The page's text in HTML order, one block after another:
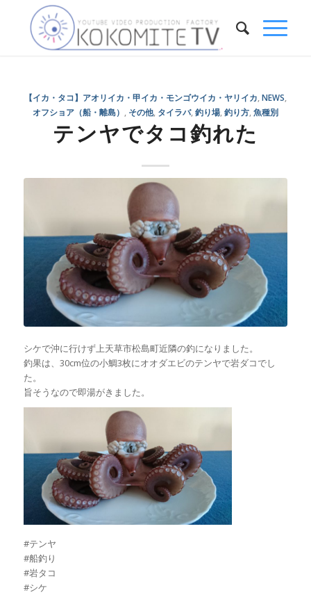
【イカ・タコ】アオリイカ・甲イカ・モンゴウイカ・ヤリイカ NEWS
オフショア（船・離島）
その他, タイラバ, 釣り場, 釣り方, 魚種別
テンヤでタコ釣れた
シケで沖に行けず上天草市松島町近隣の釣になりました。
釣果は、30cm位の小鯛3枚にオオダエビのテンヤで岩ダコでし
た。
旨そうなので即湯がきました。
#テンヤ
#船釣り
#岩タコ
#シケ